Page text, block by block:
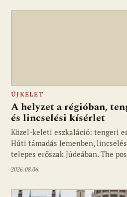
ÚJKELET
A helyzet a régióban,
és lincselési kísérlet
Közel-keleti eszkaláció: tengeri
Húti támadás Jemenben,
telepes erőszak Júdeában. The
2026.08.06.